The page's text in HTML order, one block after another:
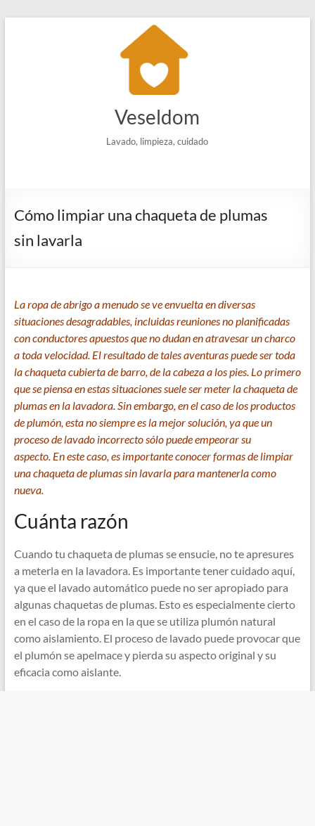
Veseldom
Lavado, limpieza, cuidado
Cómo limpiar una chaqueta de plumas
sin lavarla
La ropa de abrigo a menudo se ve envuelta en diversas
situaciones desagradables, incluidas reuniones no planificadas
con conductores apuestos que no dudan en atravesar un charco
a toda velocidad. El resultado de tales aventuras puede ser toda
la chaqueta cubierta de barro, de la cabeza a los pies. Lo primero
que se piensa en estas situaciones suele ser meter la chaqueta de
plumas en la lavadora. Sin embargo, en el caso de los productos
de plumón, esta no siempre es la mejor solución, ya que un
proceso de lavado incorrecto sólo puede empeorar su
aspecto. En este caso, es importante conocer formas de limpiar
una chaqueta de plumas sin lavarla para mantenerla como
nueva.
Cuánta razón
Cuando tu chaqueta de plumas se ensucie, no te apresures
a meterla en la lavadora. Es importante tener cuidado aquí,
ya que el lavado automático puede no ser apropiado para
algunas chaquetas de plumas. Esto es especialmente cierto
en el caso de la ropa en la que se utiliza plumón natural
como aislamiento. El proceso de lavado puede provocar que
el plumón se apelmace y pierda su aspecto original y su
eficacia como aislante.